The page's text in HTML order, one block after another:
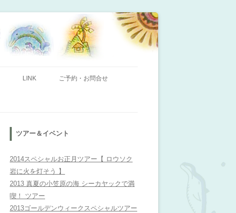
LINK ご予約・お問合せ
ツアー＆イベント
2014スペシャルお正月ツアー【 ロウソク
岩に火を灯そう 】
2013 真夏の小笠原の海 シーカヤックで満
喫！ ツアー
2013ゴールデンウィークスペシャルツアー